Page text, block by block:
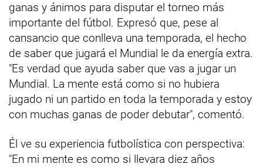
ganas y ánimos para disputar el torneo más
importante del fútbol. Expresó que, pese al
cansancio que conlleva una temporada, el hecho
de saber que jugará el Mundial le da energía extra.
"Es verdad que ayuda saber que vas a jugar un
Mundial. La mente está como si no hubiera
jugado ni un partido en toda la temporada y estoy
con muchas ganas de poder debutar", comentó.
Él ve su experiencia futbolística con perspectiva:
"En mi mente es como si llevara diez años